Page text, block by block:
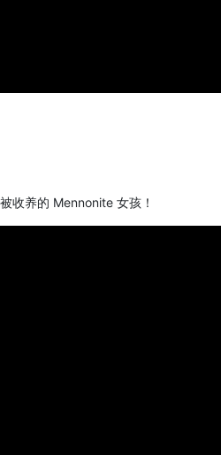
收养的 Mennonite 女孩！